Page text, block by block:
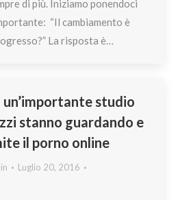
di più. Iniziamo ponendoci
“Il cambiamento è
La risposta è…
un’importante studio
stanno guardando e
il porno online
Luglio 20, 2016